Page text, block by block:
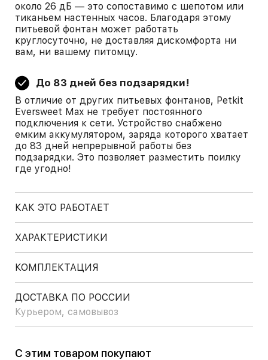
около 26 дБ — это сопоставимо с шепотом или
тиканьем настенных часов. Благодаря этому
питьевой фонтан может работать
круглосуточно, не доставляя дискомфорта ни
вам, ни вашему питомцу.
До 83 дней без подзарядки!
В отличие от других питьевых фонтанов, Petkit
Eversweet Max не требует постоянного
подключения к сети. Устройство снабжено
емким аккумулятором, заряда которого хватает
до 83 дней непрерывной работы без
подзарядки. Это позволяет разместить поилку
где угодно!
КАК ЭТО РАБОТАЕТ
ХАРАКТЕРИСТИКИ
КОМПЛЕКТАЦИЯ
ДОСТАВКА ПО РОССИИ
Курьером, самовывоз
С этим товаром покупают